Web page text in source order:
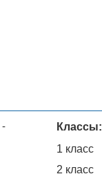
-
Классы:
1 класс
2 класс